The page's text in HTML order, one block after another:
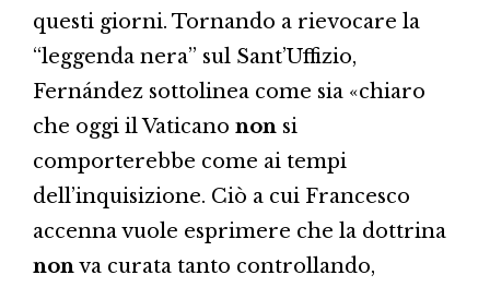
questi giorni. Tornando a rievocare la
“leggenda nera” sul Sant’Uffizio,
Fernández sottolinea come sia «chiaro
che oggi il Vaticano non si
comporterebbe come ai tempi
dell’inquisizione. Ciò a cui Francesco
accenna vuole esprimere che la dottrina
nonva curata tanto controllando,